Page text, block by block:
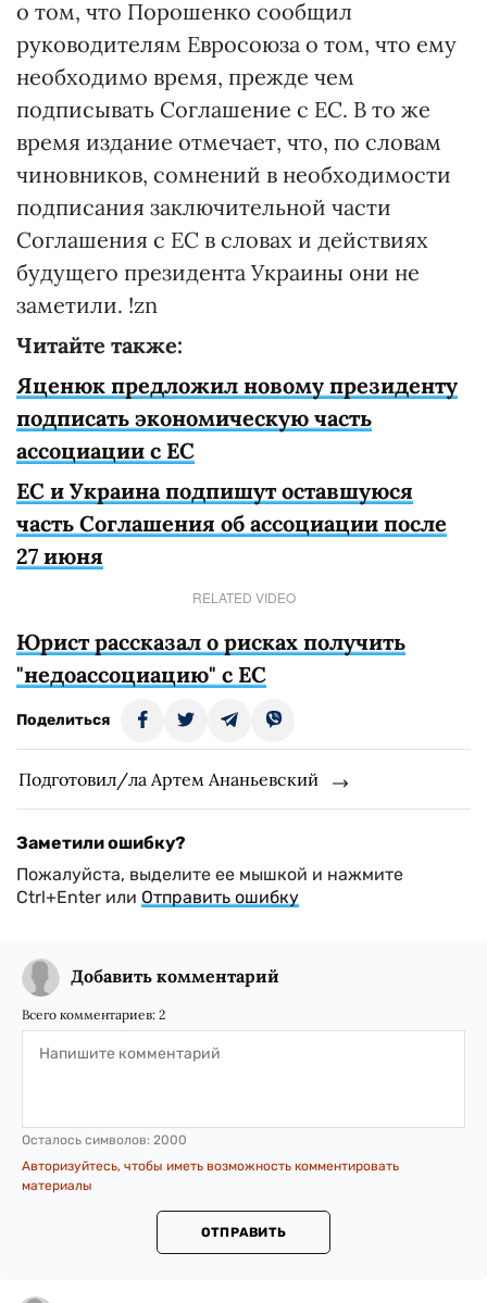
о том, что Порошенко сообщил
руководителям Евросоюза о том, что ему
необходимо время, прежде чем
подписывать Соглашение с ЕС. В то же
время издание отмечает, что, по словам
чиновников, сомнений в необходимости
подписания заключительной части
Соглашения с ЕС в словах и действиях
будущего президента Украины они не
заметили. !zn
Читайте также:
Яценюк предложил новому президенту
подписать экономическую часть
ассоциации с ЕС
ЕС и Украина подпишут оставшуюся
часть Соглашения об ассоциации после
27 июня
RELATED VIDEO
Юрист рассказал о рисках получить
"недоассоциацию" с ЕС
Поделиться
Подготовил/ла Артем Ананьевский
Заметили ошибку?
Пожалуйста, выделите ее мышкой и нажмите
Ctrl+Enter или Отправить ошибку
Добавить комментарий
Всего комментариев: 2
Осталось символов: 2000
Авторизуйтесь, чтобы иметь возможность комментировать
материалы
ОТПРАВИТЬ